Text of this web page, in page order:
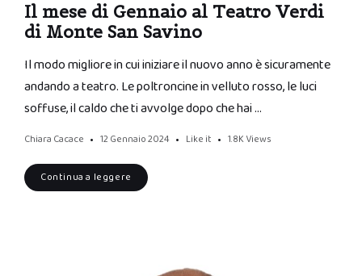
Il mese di Gennaio al Teatro Verdi
di Monte San Savino
Il modo migliore in cui iniziare il nuovo anno è sicuramente
andando a teatro. Le poltroncine in velluto rosso, le luci
soffuse, il caldo che ti avvolge dopo che hai …
Chiara Cacace 12 Gennaio 2024 Like it 1.8K Views
Continua a leggere